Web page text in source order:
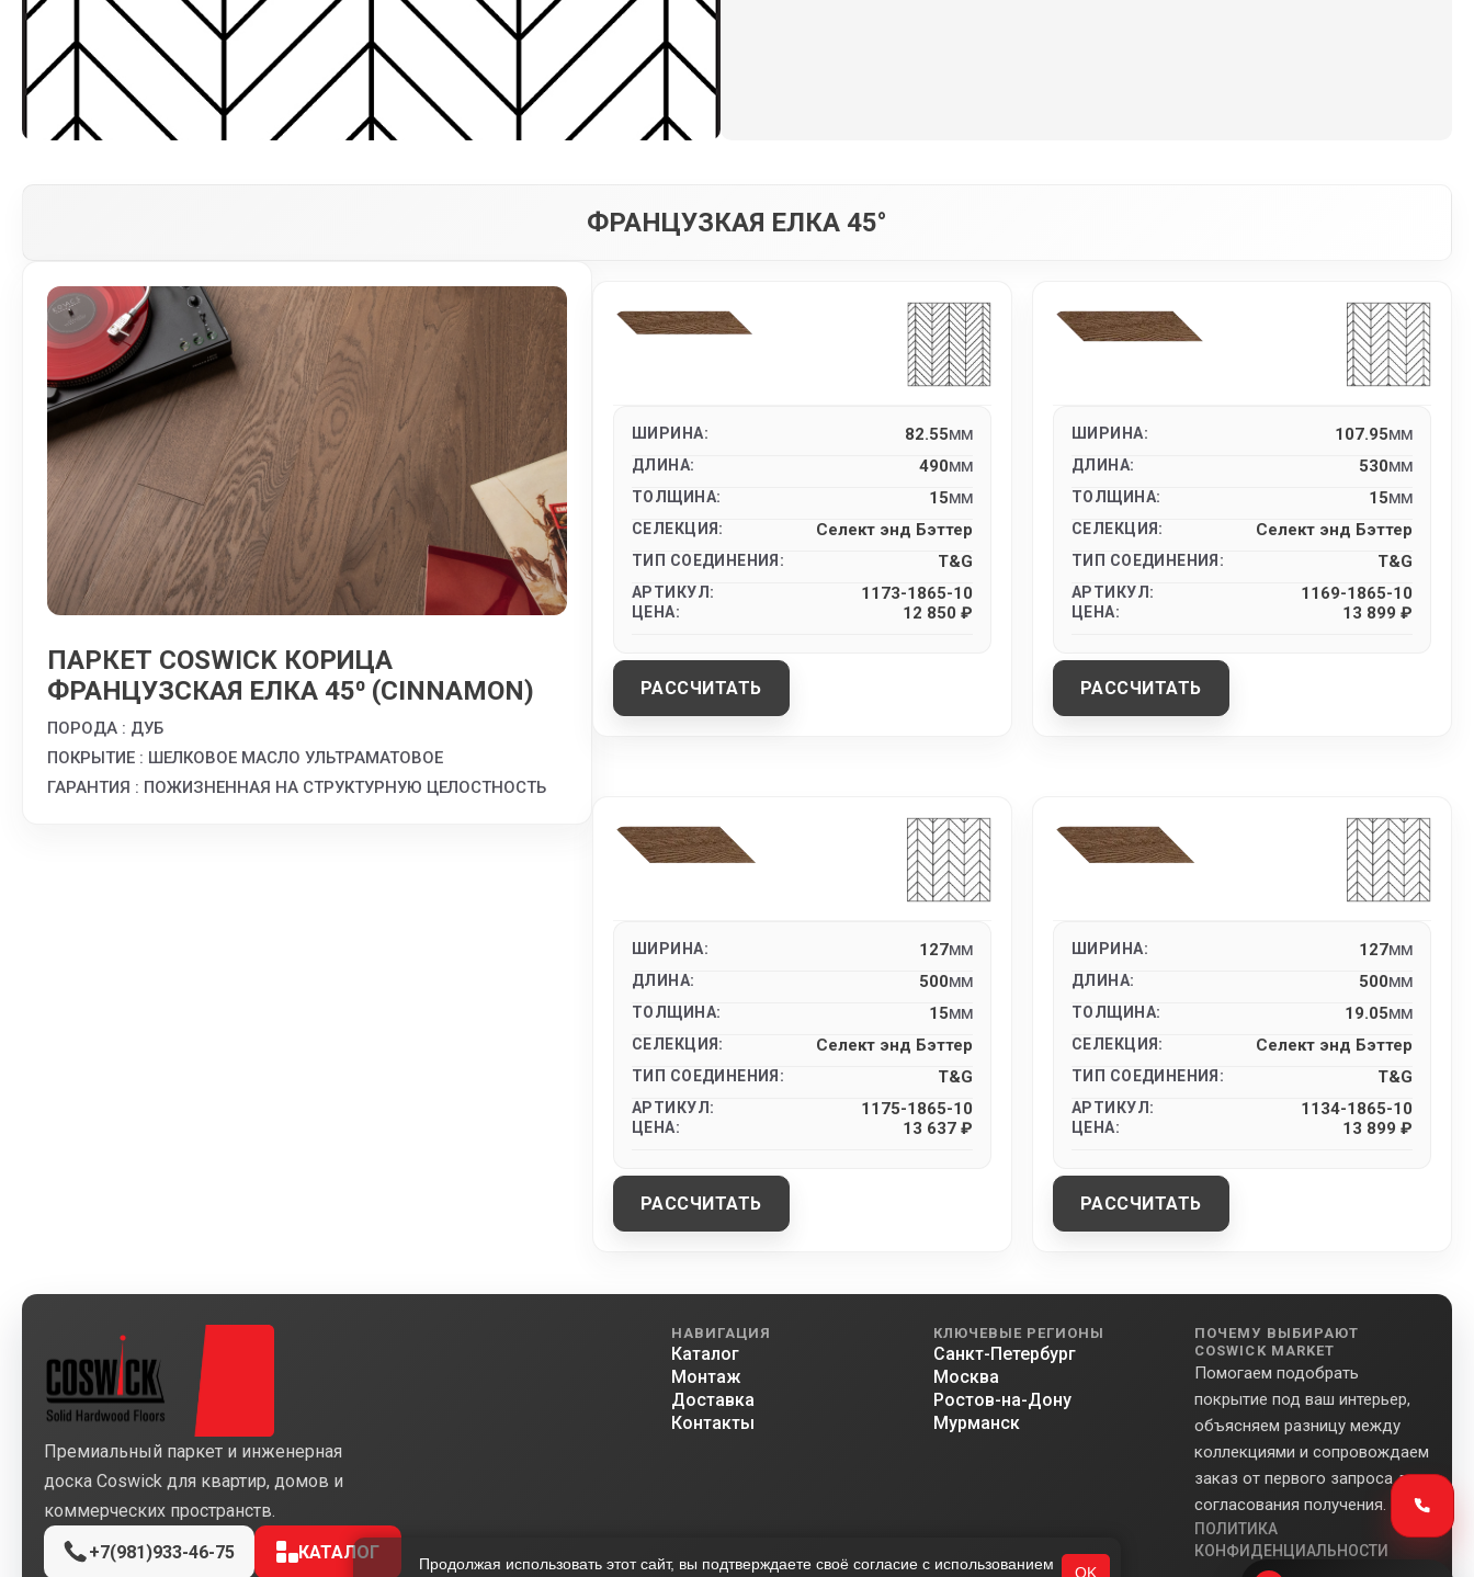
ФРАНЦУЗКАЯ ЕЛКА 45°
ПАРКЕТ COSWICK КОРИЦА
ФРАНЦУЗСКАЯ ЕЛКА 45⁰ (CINNAMON)
ПОРОДА : ДУБ
ПОКРЫТИЕ : ШЕЛКОВОЕ МАСЛО УЛЬТРАМАТОВОЕ
ГАРАНТИЯ : ПОЖИЗНЕННАЯ НА СТРУКТУРНУЮ ЦЕЛОСТНОСТЬ
ШИРИНА: 82.55MM
ДЛИНА: 490MM
ТОЛЩИНА: 15MM
СЕЛЕКЦИЯ: Селект энд Бэттер
ТИП СОЕДИНЕНИЯ: T&G
АРТИКУЛ: 1173-1865-10
ЦЕНА: 12 850 ₽
РАССЧИТАТЬ
ШИРИНА: 107.95MM
ДЛИНА: 530MM
ТОЛЩИНА: 15MM
СЕЛЕКЦИЯ: Селект энд Бэттер
ТИП СОЕДИНЕНИЯ: T&G
АРТИКУЛ: 1169-1865-10
ЦЕНА: 13 899 ₽
РАССЧИТАТЬ
ШИРИНА: 127MM
ДЛИНА: 500MM
ТОЛЩИНА: 15MM
СЕЛЕКЦИЯ: Селект энд Бэттер
ТИП СОЕДИНЕНИЯ: T&G
АРТИКУЛ: 1175-1865-10
ЦЕНА: 13 637 ₽
РАССЧИТАТЬ
ШИРИНА: 127MM
ДЛИНА: 500MM
ТОЛЩИНА: 19.05MM
СЕЛЕКЦИЯ: Селект энд Бэттер
ТИП СОЕДИНЕНИЯ: T&G
АРТИКУЛ: 1134-1865-10
ЦЕНА: 13 899 ₽
РАССЧИТАТЬ
Премиальный паркет и инженерная
доска Coswick для квартир, домов и
коммерческих пространств.
+7(981)933-46-75
КАТАЛОГ
НАВИГАЦИЯ
Каталог
Монтаж
Доставка
Контакты
КЛЮЧЕВЫЕ РЕГИОНЫ
Санкт-Петербург
Москва
Ростов-на-Дону
Мурманск
ПОЧЕМУ ВЫБИРАЮТ
COSWICK MARKET
Помогаем подобрать
покрытие под ваш интерьер,
объясняем разницу между
коллекциями и сопровождаем
заказ от первого запроса до
согласования получения.
ПОЛИТИКА
КОНФИДЕНЦИАЛЬНОСТИ
Продолжая использовать этот сайт, вы подтверждаете своё согласие с использованием
OK